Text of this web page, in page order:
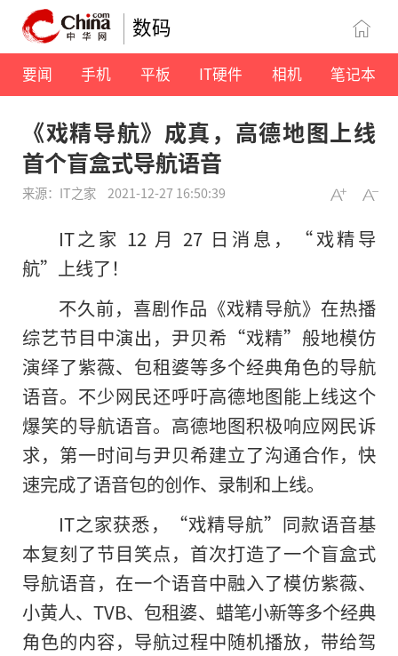
数码
要闻 手机 平板 IT硬件 相机 笔记本
《戏精导航》成真，高德地图上线
首个盲盒式导航语音
来源：IT之家 2021-12-27 16:50:39
IT之家 12 月 27 日消息，“戏精导
航”上线了！
不久前，喜剧作品《戏精导航》在热播
综艺节目中演出，尹贝希“戏精”般地模仿
演绎了紫薇、包租婆等多个经典角色的导航
语音。不少网民还呼吁高德地图能上线这个
爆笑的导航语音。高德地图积极响应网民诉
求，第一时间与尹贝希建立了沟通合作，快
速完成了语音包的创作、录制和上线。
IT之家获悉，“戏精导航”同款语音基
本复刻了节目笑点，首次打造了一个盲盒式
导航语音，在一个语音中融入了模仿紫薇、
小黄人、TVB、包租婆、蜡笔小新等多个经典
角色的内容，导航过程中随机播放，带给驾